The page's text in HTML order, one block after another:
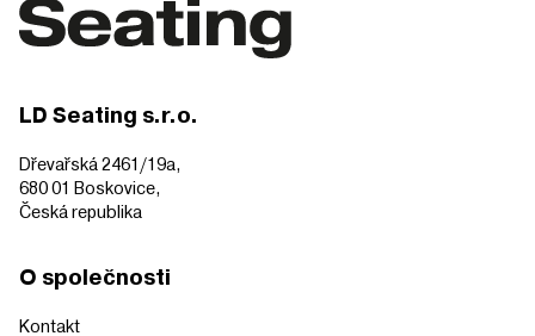
LD Seating s.r.o.
Dřevařská 2461/19a,
680 01 Boskovice,
Česká republika
O společnosti
Kontakt